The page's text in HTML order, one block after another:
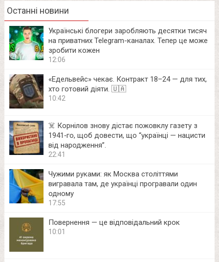
Останні новини
Українські блогери заробляють десятки тисяч
на приватних Telegram-каналах. Тепер це може
зробити кожен
12:06
«Едельвейс» чекає. Контракт 18–24 — для тих,
хто готовий діяти. 🇺🇦
10:42
☠️ Корнілов знову дістає пожовклу газету з
1941‑го, щоб довести, що “українці — нацисти
від народження”.
22:41
Чужими руками: як Москва століттями
вигравала там, де українці програвали один
одному
17:55
Повернення — це відповідальний крок
10:01